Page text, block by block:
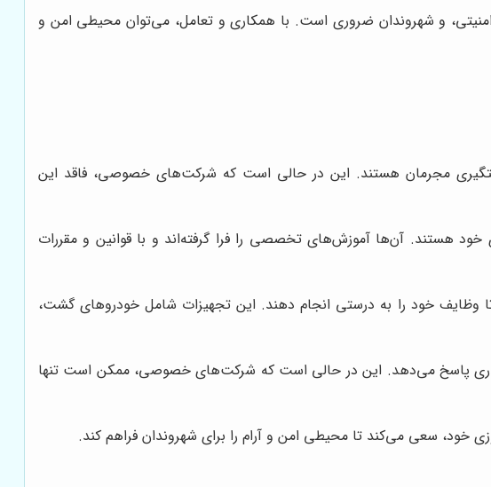
و شهروندان ضروری است. با همکاری و تعامل، می‌توان محیطی امن و
دستگیری مجرمان هستند. این در حالی است که شرکت‌های خصوصی، فاقد این
هستند. آن‌ها آموزش‌های تخصصی را فرا گرفته‌اند و با قوانین و مقررات
وظایف خود را به درستی انجام دهند. این تجهیزات شامل خودروهای گشت،
پاسخ می‌دهد. این در حالی است که شرکت‌های خصوصی، ممکن است تنها
خود، سعی می‌کند تا محیطی امن و آرام را برای شهروندان فراهم کند.